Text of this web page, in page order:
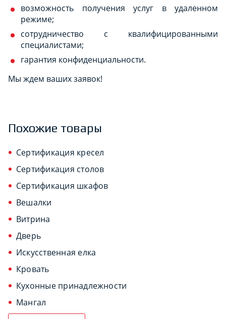
возможность получения услуг в удаленном
режиме;
сотрудничество с квалифицированными
специалистами;
гарантия конфиденциальности.
Мы ждем ваших заявок!
Похожие товары
Сертификация кресел
Сертификация столов
Сертификация шкафов
Вешалки
Витрина
Дверь
Искусственная елка
Кровать
Кухонные принадлежности
Мангал